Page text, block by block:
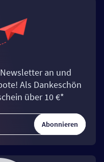
an und
Als Dankeschön
über 10 €*
Abonnieren